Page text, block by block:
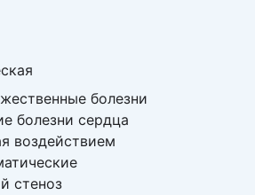
болезни
болезни сердца
воздействием
стеноз